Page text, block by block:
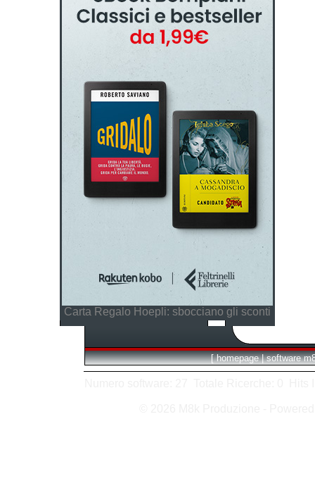
Carta Regalo Hoepli: sbocciano gli sconti
[ homepage | software